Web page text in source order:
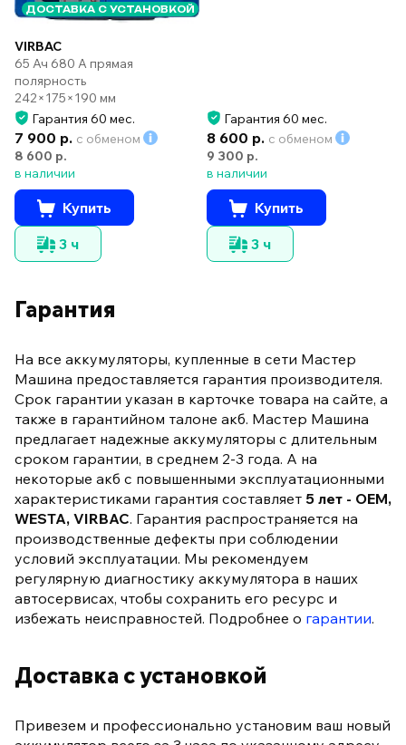
ДОСТАВКА С УСТАНОВКОЙ
VIRBAC
65 Ач 680 А прямая
полярность
242×175×190 мм
Гарантия 60 мес.
7 900 р. с обменом
8 600 р.
в наличии
Купить
3 ч
Гарантия 60 мес.
8 600 р. с обменом
9 300 р.
в наличии
Купить
3 ч
Гарантия
На все аккумуляторы, купленные в сети Мастер
Машина предоставляется гарантия производителя.
Срок гарантии указан в карточке товара на сайте, а
также в гарантийном талоне акб. Мастер Машина
предлагает надежные аккумуляторы с длительным
сроком гарантии, в среднем 2-3 года. А на
некоторые акб с повышенными эксплуатационными
характеристиками гарантия составляет 5 лет - OEM,
WESTA, VIRBAC. Гарантия распространяется на
производственные дефекты при соблюдении
условий эксплуатации. Мы рекомендуем
регулярную диагностику аккумулятора в наших
автосервисах, чтобы сохранить его ресурс и
избежать неисправностей. Подробнее о гарантии.
Доставка с установкой
Привезем и профессионально установим ваш новый